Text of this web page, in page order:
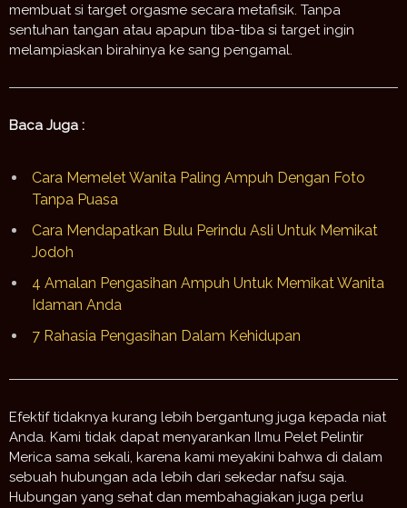
membuat si target orgasme secara metafisik. Tanpa
sentuhan tangan atau apapun tiba-tiba si target ingin
melampiaskan birahinya ke sang pengamal.
Baca Juga :
Cara Memelet Wanita Paling Ampuh Dengan Foto
Tanpa Puasa
Cara Mendapatkan Bulu Perindu Asli Untuk Memikat
Jodoh
4 Amalan Pengasihan Ampuh Untuk Memikat Wanita
Idaman Anda
7 Rahasia Pengasihan Dalam Kehidupan
Efektif tidaknya kurang lebih bergantung juga kepada niat
Anda. Kami tidak dapat menyarankan Ilmu Pelet Pelintir
Merica sama sekali, karena kami meyakini bahwa di dalam
sebuah hubungan ada lebih dari sekedar nafsu saja.
Hubungan yang sehat dan membahagiakan juga perlu